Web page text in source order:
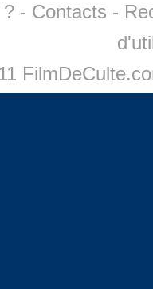
? - Contacts -